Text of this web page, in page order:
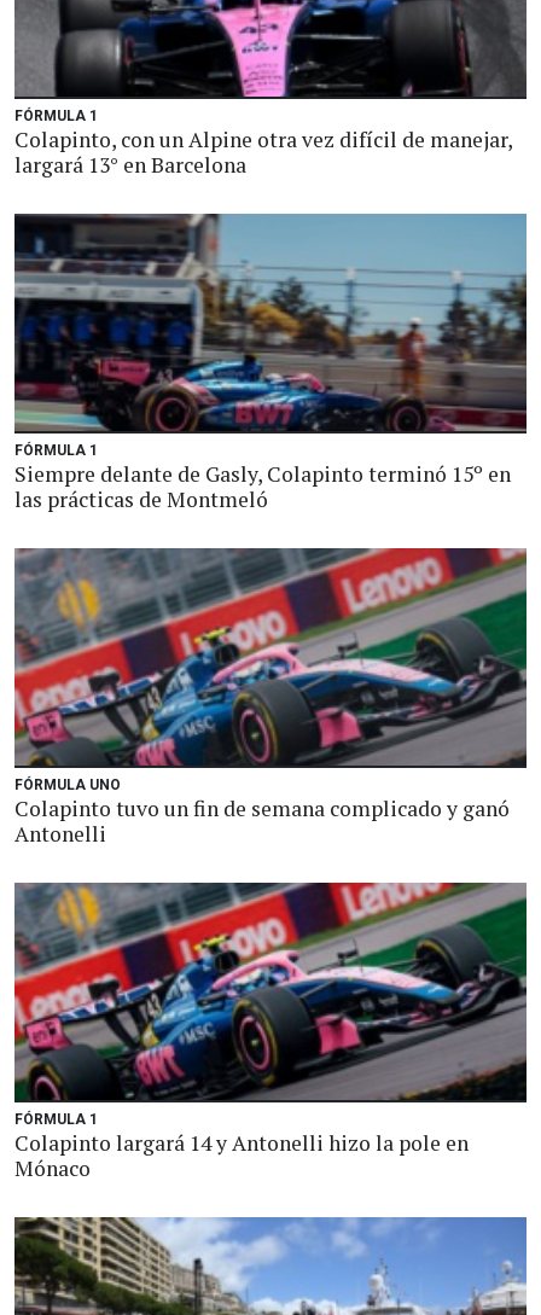
FÓRMULA 1
Colapinto, con un Alpine otra vez difícil de manejar,
largará 13° en Barcelona
FÓRMULA 1
Siempre delante de Gasly, Colapinto terminó 15º en
las prácticas de Montmeló
FÓRMULA UNO
Colapinto tuvo un fin de semana complicado y ganó
Antonelli
FÓRMULA 1
Colapinto largará 14 y Antonelli hizo la pole en
Mónaco